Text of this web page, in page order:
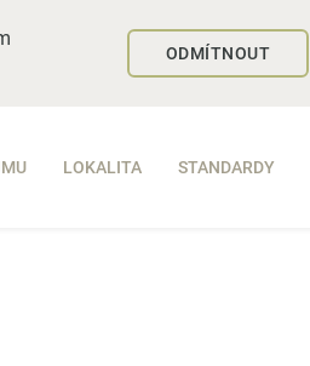
ODMÍTNOUT
LOKALITA STANDARDY